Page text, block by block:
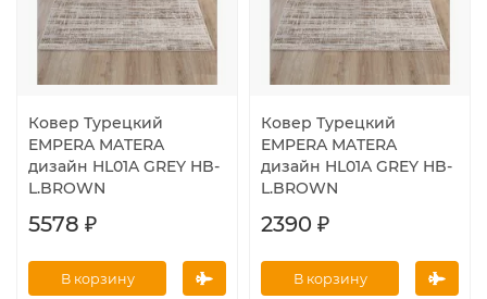
Ковер Турецкий
EMPERA MATERA
дизайн HL01A GREY HB-
L.BROWN
5578 ₽
В корзину
Ковер Турецкий
EMPERA MATERA
дизайн HL01A GREY HB-
L.BROWN
2390 ₽
В корзину